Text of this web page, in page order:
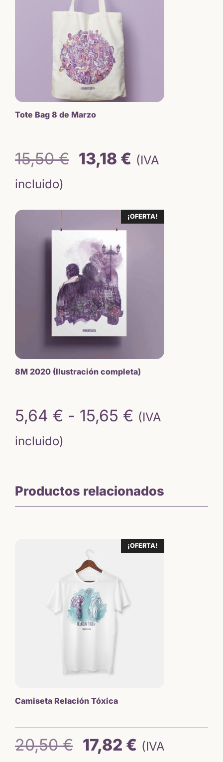
Tote Bag 8 de Marzo
15,50€ El
original
era:
15,50 €.
13,18 € El
actual
es:
(IVA
incluido)
¡OFERTA!
8M 2020 (Ilustración completa)
5,64 € - 15,65 € Rango
desde
5,64 €
hasta
15,65 €
(IVA
incluido)
Productos relacionados
¡OFERTA!
Camiseta Relación Tóxica
20,50€ El
17,82 € El
(IVA